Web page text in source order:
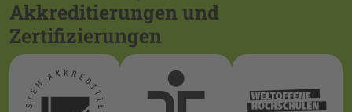
Akkreditierungen und
Zertifizierungen